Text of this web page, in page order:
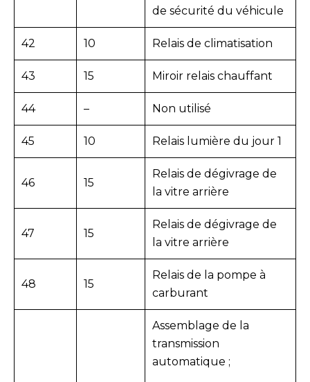
de sécurité du véhicule
42 10 Relais de climatisation
43 15 Miroir relais chauffant
44 – Non utilisé
45 10 Relais lumière du jour 1
46 15
Relais de dégivrage de
la vitre arrière
47 15
Relais de dégivrage de
la vitre arrière
48 15
Relais de la pompe à
carburant
Assemblage de la
transmission
automatique ;